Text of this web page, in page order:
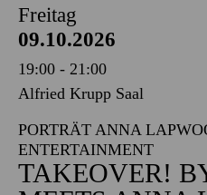
PHILHARMONIE ESSEN
Freitag
09.10.2026
19:00 - 21:00
Alfried Krupp Saal
PORTRÄT ANNA